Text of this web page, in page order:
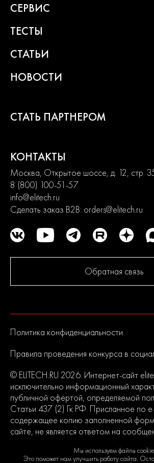
СЕРВИС
ТЕСТЫ
СТАТЬИ
НОВОСТИ
СТАТЬ ПАРТНЕРОМ
КОНТАКТЫ
Москва, Открытое шоссе, д. 12, стр.
8 (800) 100-51-57
info@elitech.ru
Сделать заказ B2B: orders@elitech.ru
Обратная связь
Политика конфиденциальности
Правила проведения конкурса в
© ELITECH.RU 2026. Интернет-сайт
исключительно информационный
публичной офертой, определяемой
Статьи 437 (2) Гк РФ. Присланное по
содержащее копию заполненной
сайте, не является ответом на
сайта.
Мы используем файлы
Это поможет нам улучшить работу сайта.